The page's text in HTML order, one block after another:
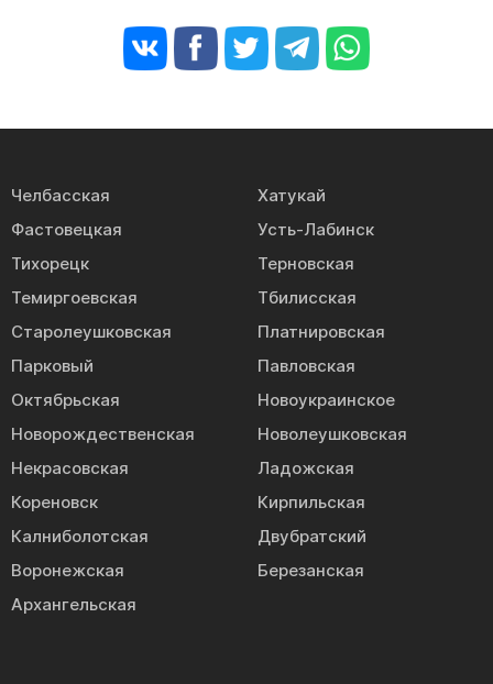
Челбасская
Хатукай
Фастовецкая
Усть-Лабинск
Тихорецк
Терновская
Темиргоевская
Тбилисская
Старолеушковская
Платнировская
Парковый
Павловская
Октябрьская
Новоукраинское
Новорождественская
Новолеушковская
Некрасовская
Ладожская
Кореновск
Кирпильская
Калниболотская
Двубратский
Воронежская
Березанская
Архангельская